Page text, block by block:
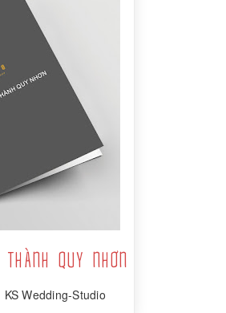
QUY NHƠN
KS Wedding-Studio